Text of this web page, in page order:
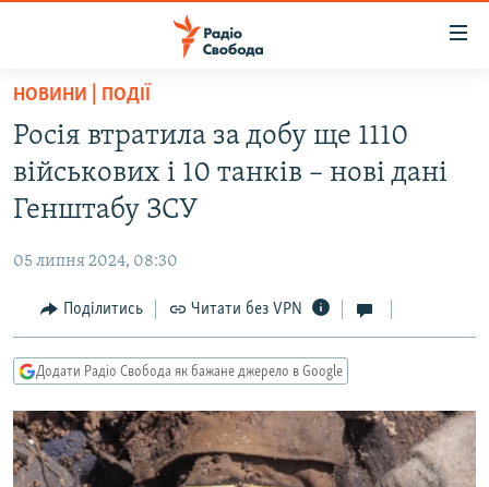
Перейти
основного
матеріалу
Перейти
до
основної
Перейти
до
пошуку
ВСЕ ЗА ДОБУ
СТАТТІ
СУСПІЛЬСТВО
УКРАЇНА
СВІТ
РОСІЙСЬКА «ФІЛЬТРАЦІЯ»
ДОНБАС.РЕАЛІЇ
ТИ ЯК?
СХЕМИ
КИТАЙ.ВИКЛИКИ
НОВИНИ | ПОДІЇ
Росія втратила за добу ще 1110
військових і 10 танків – нові дані
Генштабу ЗСУ
05 липня 2024, 08:30
Поділитись Читати без VPN
Додати Радіо Свобода як бажане джерело в Google